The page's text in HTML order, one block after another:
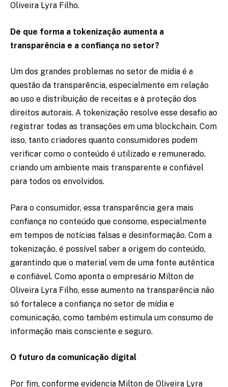
Oliveira Lyra Filho.
De que forma a tokenização aumenta a
transparência e a confiança no setor?
Um dos grandes problemas no setor de mídia é a
questão da transparência, especialmente em relação
ao uso e distribuição de receitas e à proteção dos
direitos autorais. A tokenização resolve esse desafio ao
registrar todas as transações em uma blockchain. Com
isso, tanto criadores quanto consumidores podem
verificar como o conteúdo é utilizado e remunerado,
criando um ambiente mais transparente e confiável
para todos os envolvidos.
Para o consumidor, essa transparência gera mais
confiança no conteúdo que consome, especialmente
em tempos de notícias falsas e desinformação. Com a
tokenização, é possível saber a origem do conteúdo,
garantindo que o material vem de uma fonte autêntica
e confiável. Como aponta o empresário Milton de
Oliveira Lyra Filho, esse aumento na transparência não
só fortalece a confiança no setor de mídia e
comunicação, como também estimula um consumo de
informação mais consciente e seguro.
O futuro da comunicação digital
Por fim, conforme evidencia Milton de Oliveira Lyra